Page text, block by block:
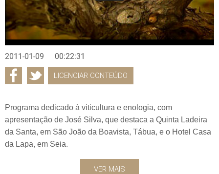
2011-01-09 00:22:31
LICENCIAR CONTEÚDO
Programa dedicado à viticultura e enologia, com
apresentação de José Silva, que destaca a Quinta Ladeira
da Santa, em São João da Boavista, Tábua, e o Hotel Casa
da Lapa, em Seia.
VER MAIS